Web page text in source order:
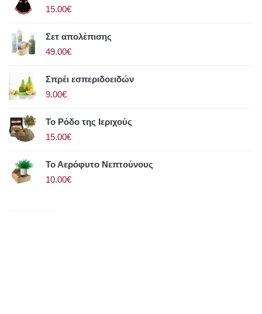
15.00€
Σετ απολέπισης
49.00€
Σπρέι εσπεριδοειδών
9.00€
Το Ρόδο της Ιεριχούς
15.00€
Το Αερόφυτο Νεπτούνους
10.00€